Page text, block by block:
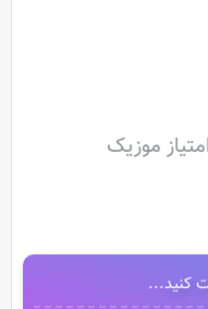
امتیاز موزیک
کنید...